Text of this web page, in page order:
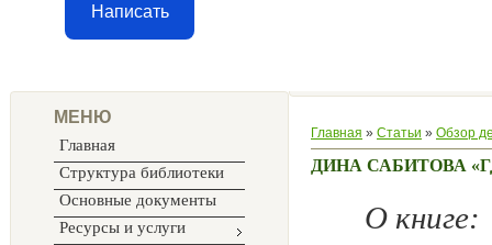
Написать
МЕНЮ
Главная
Структура библиотеки
Основные документы
Ресурсы и услуги
Главная » Статьи » Обзор
ДИНА САБИТОВА
О книге: